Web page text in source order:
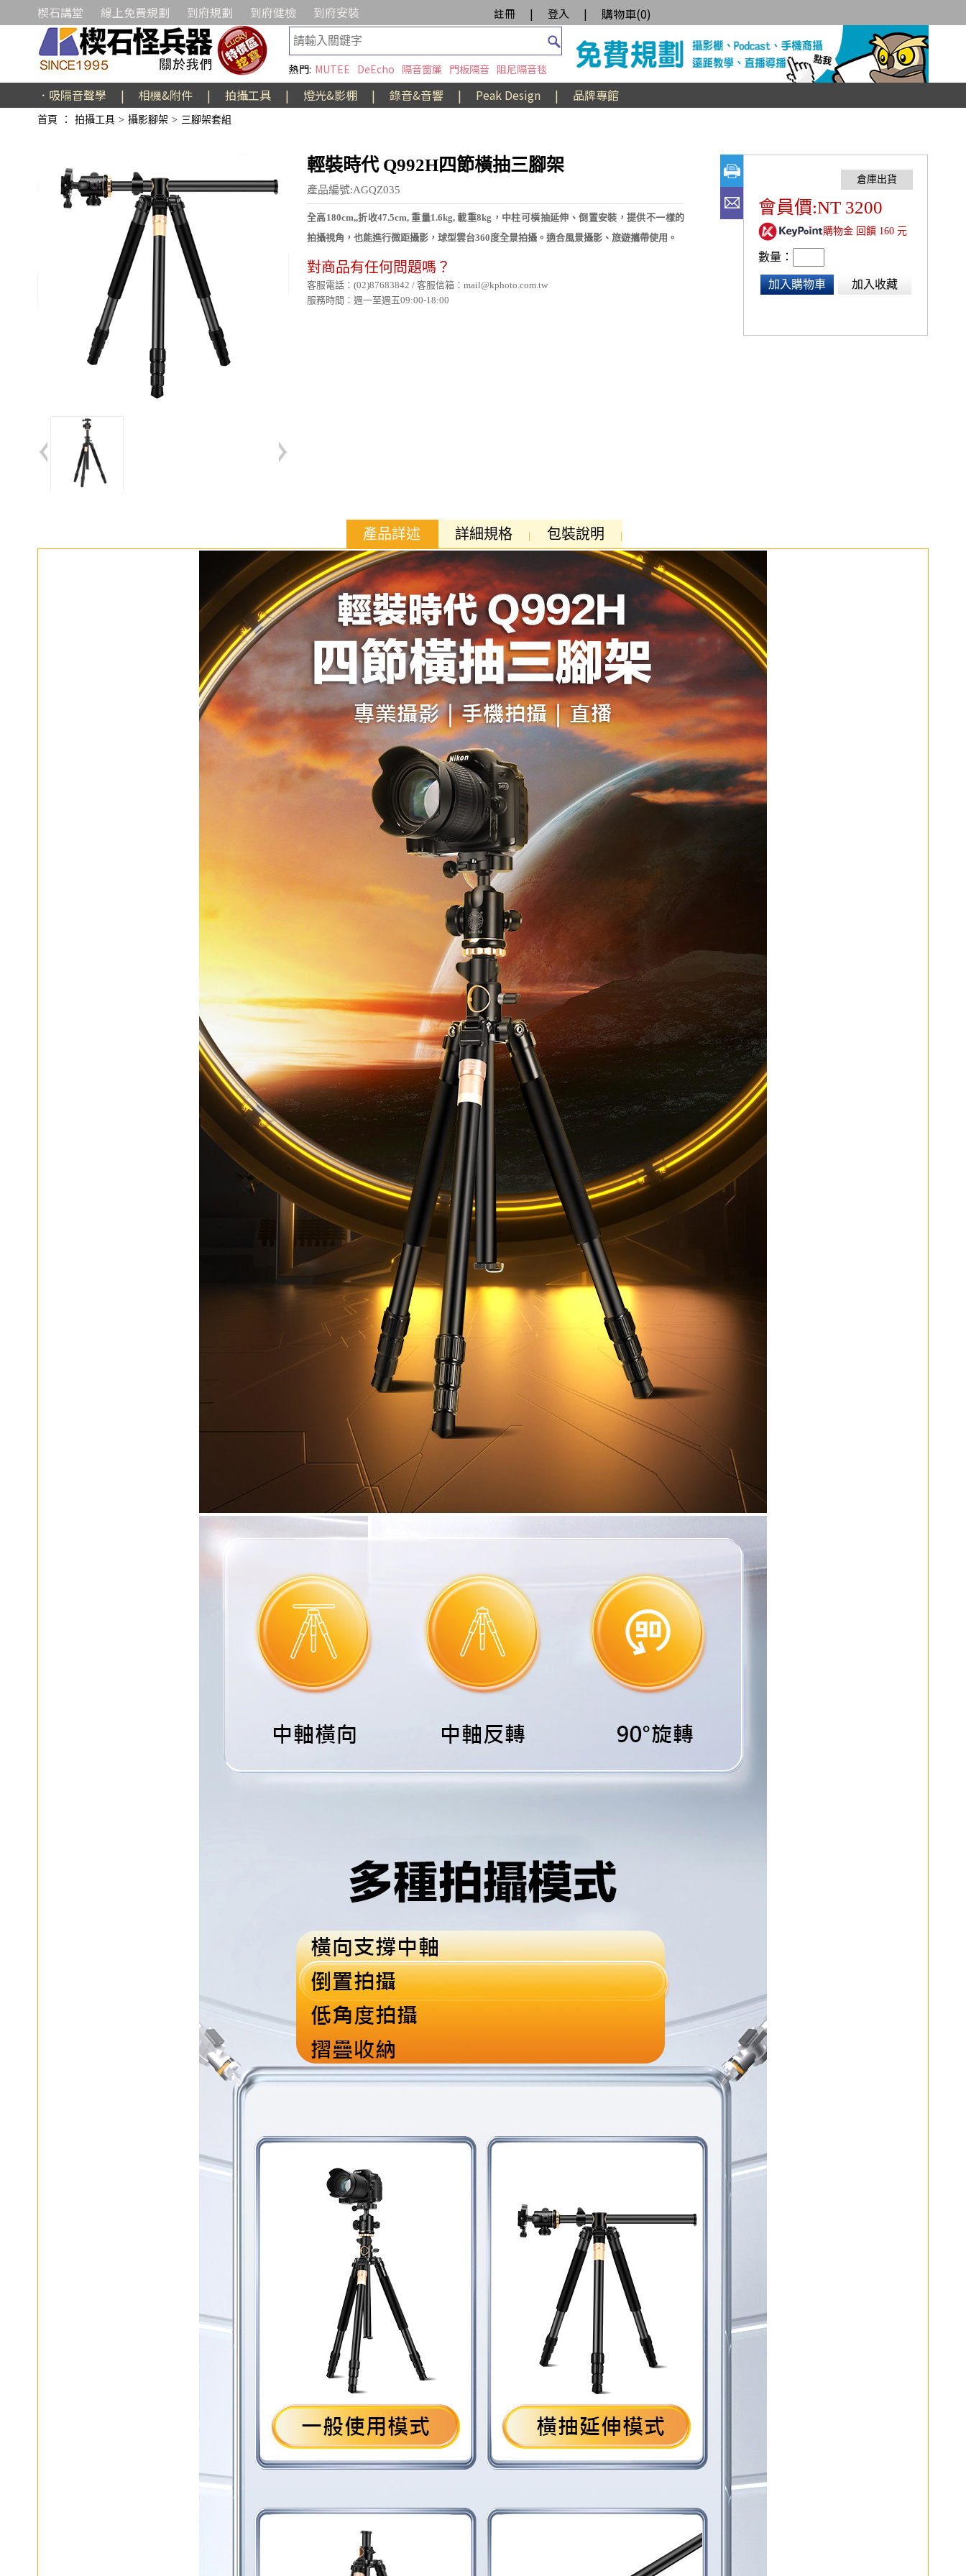
楔石講堂 線上免費規劃 到府規劃 到府健檢 到府安裝 註冊 | 登入 | 購物車(0)
熱門: MUTEE DeEcho 隔音窗簾 門板隔音 阻尼隔音毯
．吸隔音聲學 | 相機&附件 | 拍攝工具 | 燈光&影棚 | 錄音&音響 | Peak Design | 品牌專館
首頁 ： 拍攝工具 > 攝影腳架 > 三腳架套組
輕裝時代 Q992H四節橫抽三腳架
產品編號:AGQZ035
全高180cm,,折收47.5cm, 重量1.6kg, 載重8kg，中柱可橫抽延伸、倒置安裝，提供不一樣的
拍攝視角，也能進行微距攝影，球型雲台360度全景拍攝。適合風景攝影、旅遊攜帶使用。
對商品有任何問題嗎？
客服電話：(02)87683842 / 客服信箱：mail@kphoto.com.tw
服務時間：週一至週五09:00-18:00
會員價:NT 3200
購物金 回饋 160 元
數量：
加入購物車 加入收藏
產品詳述 詳細規格 包裝說明